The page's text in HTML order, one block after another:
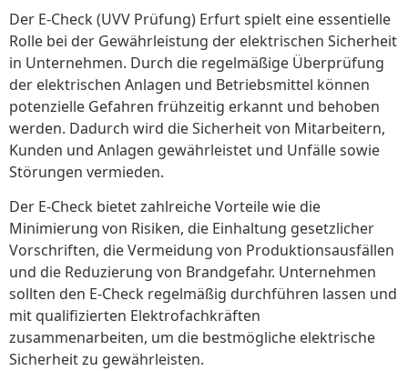
Der E-Check (UVV Prüfung) Erfurt spielt eine essentielle
Rolle bei der Gewährleistung der elektrischen Sicherheit
in Unternehmen. Durch die regelmäßige Überprüfung
der elektrischen Anlagen und Betriebsmittel können
potenzielle Gefahren frühzeitig erkannt und behoben
werden. Dadurch wird die Sicherheit von Mitarbeitern,
Kunden und Anlagen gewährleistet und Unfälle sowie
Störungen vermieden.
Der E-Check bietet zahlreiche Vorteile wie die
Minimierung von Risiken, die Einhaltung gesetzlicher
Vorschriften, die Vermeidung von Produktionsausfällen
und die Reduzierung von Brandgefahr. Unternehmen
sollten den E-Check regelmäßig durchführen lassen und
mit qualifizierten Elektrofachkräften
zusammenarbeiten, um die bestmögliche elektrische
Sicherheit zu gewährleisten.